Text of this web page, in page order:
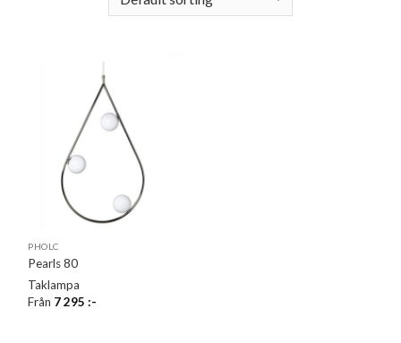
PHOLC
Pearls 80
Taklampa
Från 7 295:-